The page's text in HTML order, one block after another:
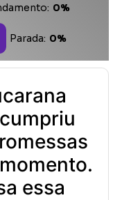
0%
Parada: 0%
essa